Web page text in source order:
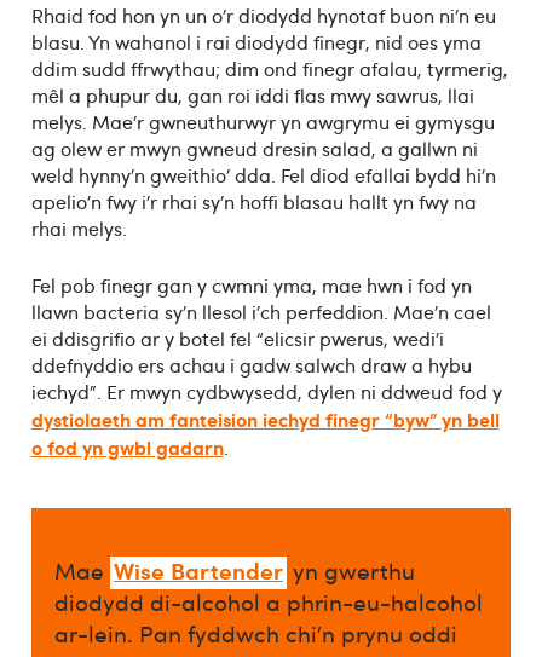
Rhaid fod hon yn un o’r diodydd hynotaf buon ni’n eu
blasu. Yn wahanol i rai diodydd finegr, nid oes yma
ddim sudd ffrwythau; dim ond finegr afalau, tyrmerig,
mêl a phupur du, gan roi iddi flas mwy sawrus, llai
melys. Mae’r gwneuthurwyr yn awgrymu ei gymysgu
ag olew er mwyn gwneud dresin salad, a gallwn ni
weld hynny’n gweithio’ dda. Fel diod efallai bydd hi’n
apelio’n fwy i’r rhai sy’n hoffi blasau hallt yn fwy na
rhai melys.
Fel pob finegr gan y cwmni yma, mae hwn i fod yn
llawn bacteria sy’n llesol i’ch perfeddion. Mae’n cael
ei ddisgrifio ar y botel fel “elicsir pwerus, wedi’i
ddefnyddio ers achau i gadw salwch draw a hybu
iechyd”. Er mwyn cydbwysedd, dylen ni ddweud fod y
dystiolaeth am fanteision iechyd finegr “byw” yn bell
o fod yn gwbl gadarn.
Mae Wise Bartender yn gwerthu
diodydd di-alcohol a phrin-eu-halcohol
ar-lein. Pan fyddwch chi’n prynu oddi